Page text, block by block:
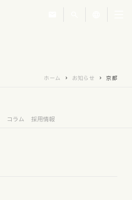
ホーム お知らせ 京都
コラム 採用情報